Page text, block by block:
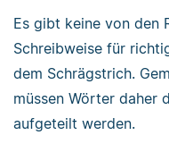
Es gibt keine von den
Schreibweise für
dem Schrägstrich.
müssen Wörter daher
aufgeteilt werden.